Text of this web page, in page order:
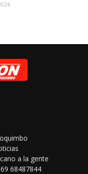
a la gente
68487844